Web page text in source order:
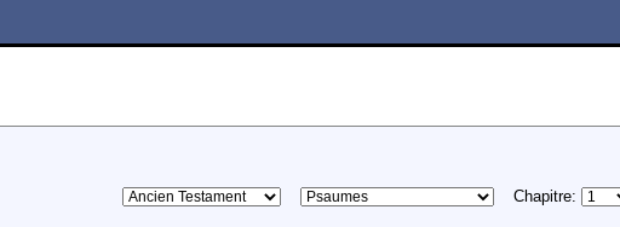
Chapitre: